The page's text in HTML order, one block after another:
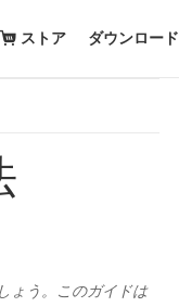
ストア ダウンロード
開始 購入
ょう。このガイドは